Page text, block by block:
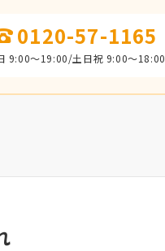
0120-57-1165
9:00～19:00/土日祝 9:00～18:00